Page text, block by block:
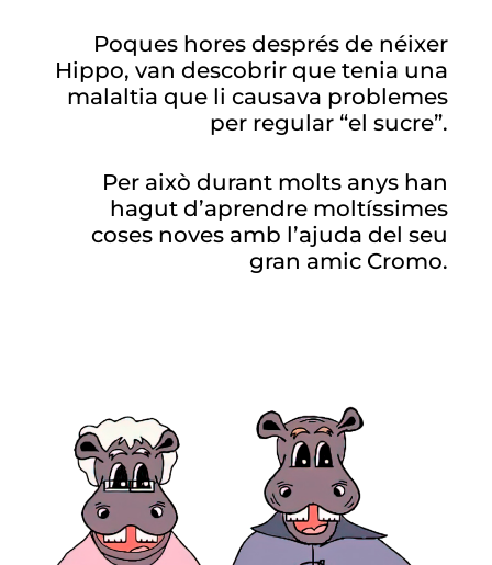
Poques hores després de néixer
Hippo, van descobrir que tenia una
malaltia que li causava problemes
per regular “el sucre”.
Per això durant molts anys han
hagut d’aprendre moltíssimes
coses noves amb l’ajuda del seu
gran amic Cromo.